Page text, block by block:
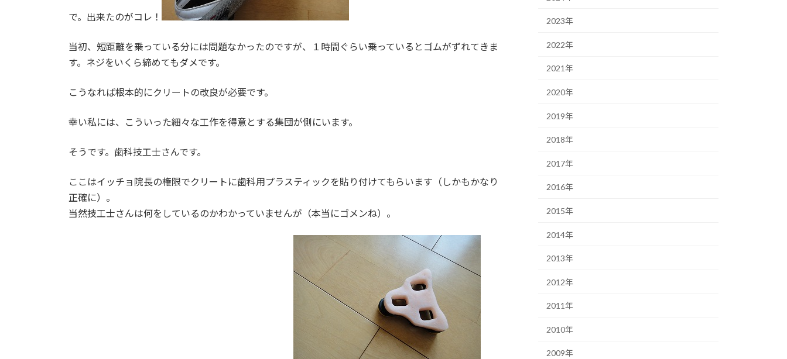
で。出来たのがコレ！
当初、短距離を乗っている分には問題なかったのですが、１時間ぐらい乗っているとゴムがずれてきま
す。ネジをいくら締めてもダメです。
こうなれば根本的にクリートの改良が必要です。
幸い私には、こういった細々な工作を得意とする集団が側にいます。
そうです。歯科技工士さんです。
ここはイッチョ院長の権限でクリートに歯科用プラスティックを貼り付けてもらいます（しかもかなり
正確に）。
当然技工士さんは何をしているのかわかっていませんが（本当にゴメンね）。
2023年
2022年
2021年
2020年
2019年
2018年
2017年
2016年
2015年
2014年
2013年
2012年
2011年
2010年
2009年